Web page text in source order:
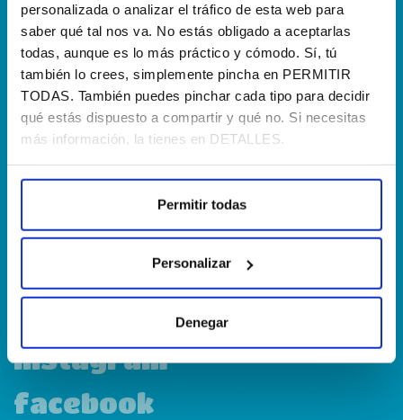
personalizada o analizar el tráfico de esta web para
saber qué tal nos va. No estás obligado a aceptarlas
todas, aunque es lo más práctico y cómodo. Sí, tú
también lo crees, simplemente pincha en PERMITIR
TODAS. También puedes pinchar cada tipo para decidir
qué estás dispuesto a compartir y qué no. Si necesitas
más información, la tienes en DETALLES.
Permitir todas
Personalizar
Denegar
¡Escríbenos!
hola@agenciapisto.com
¿Hablamos?!
(+34) 910 40 46 33
¿Dónde estamos?
Calle Francia, 13 Local 12 28971 Griñón MADRID
instagram
facebook